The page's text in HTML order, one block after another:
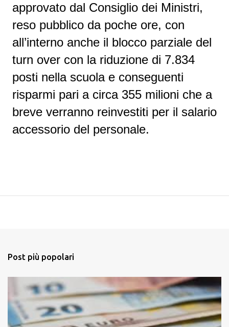
approvato dal Consiglio dei Ministri,
reso pubblico da poche ore, con
all’interno anche il blocco parziale del
turn over con la riduzione di 7.834
posti nella scuola e conseguenti
risparmi pari a circa 355 milioni che a
breve verranno reinvestiti per il salario
accessorio del personale.
Post più popolari